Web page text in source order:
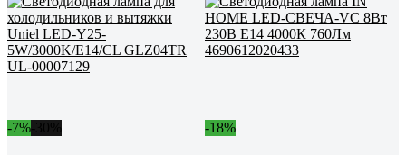
-7% -18%